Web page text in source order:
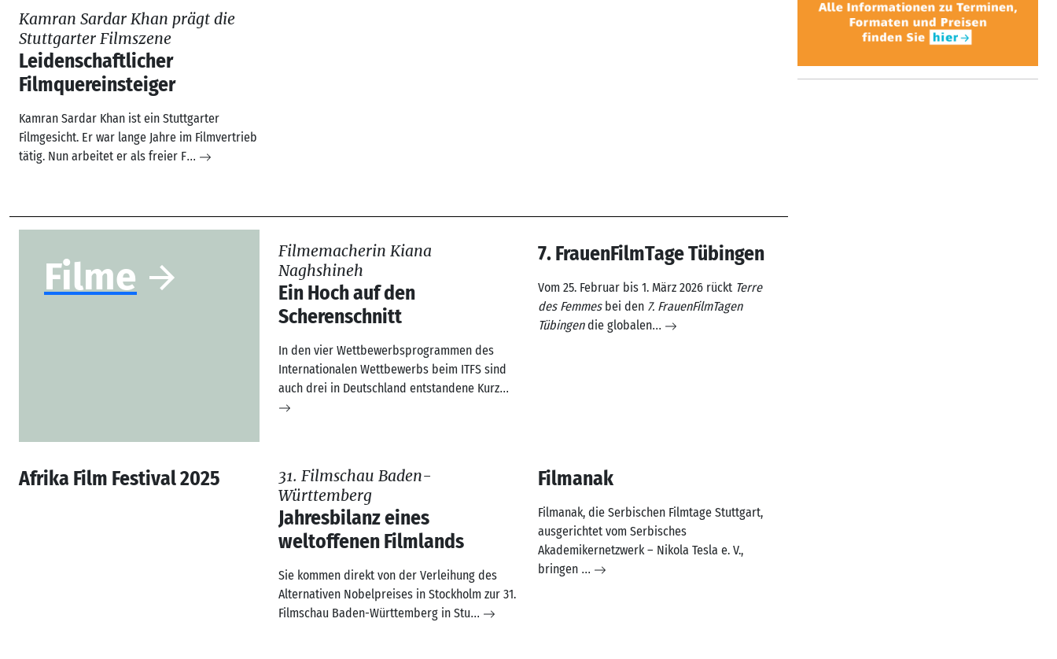
Kamran Sardar Khan prägt die
Stuttgarter Filmszene
Leidenschaftlicher
Filmquereinsteiger
Kamran Sardar Khan ist ein Stuttgarter
Filmgesicht. Er war lange Jahre im Filmvertrieb
tätig. Nun arbeitet er als freier F...
Filme
Filmemacherin Kiana
Naghshineh
Ein Hoch auf den
Scherenschnitt
In den vier Wettbewerbsprogrammen des
Internationalen Wettbewerbs beim ITFS sind
auch drei in Deutschland entstandene Kurz...
7. FrauenFilmTage Tübingen
Vom 25. Februar bis 1. März 2026 rückt Terre
des Femmesbei den 7. FrauenFilmTagen
Tübingendie globalen...
Afrika Film Festival 2025
31. Filmschau Baden-
Württemberg
Jahresbilanz eines
weltoffenen Filmlands
Sie kommen direkt von der Verleihung des
Alternativen Nobelpreises in Stockholm zur 31.
Filmschau Baden-Württemberg in Stu...
Filmanak
Filmanak, die Serbischen Filmtage Stuttgart,
ausgerichtet vom Serbisches
Akademikernetzwerk – Nikola Tesla e. V.,
bringen ...